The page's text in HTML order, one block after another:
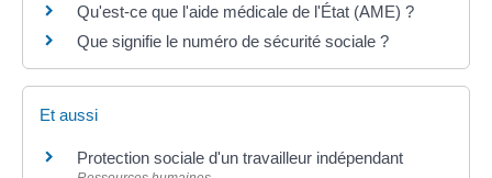
Qu'est-ce que l'aide médicale de l'État (AME) ?
Que signifie le numéro de sécurité sociale ?
Et aussi
Protection sociale d'un travailleur indépendant